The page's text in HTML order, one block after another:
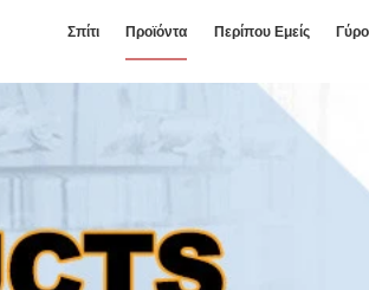
Σπίτι Προϊόντα Περίπου Εμείς